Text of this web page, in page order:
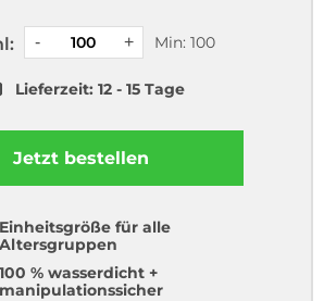
Min: 100
Lieferzeit: 12 - 15 Tage
Jetzt bestellen
Einheitsgröße für alle
Altersgruppen
100 % wasserdicht +
manipulationssicher